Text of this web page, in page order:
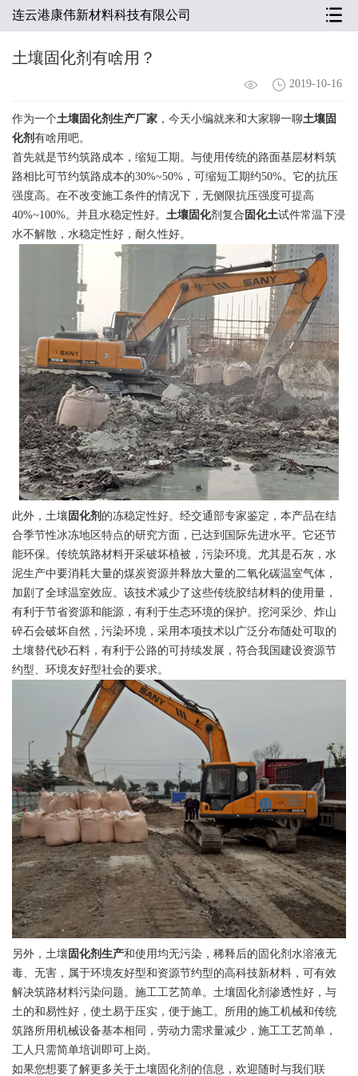
连云港康伟新材料科技有限公司
土壤固化剂有啥用？
2019-10-16
作为一个土壤固化剂生产厂家 ，今天小编就来和大家聊一聊土壤固
化剂 有啥用吧。
首先就是节约筑路成本，缩短工期。与使用传统的路面基层材料筑
路相比可节约筑路成本的30%~50%，可缩短工期约50%。它的抗压
强度高。在不改变施工条件的情况下，无侧限抗压强度可提高
40%~100%。并且水稳定性好。 土壤固化剂复合 固化土试件常温下浸
水不解散，水稳定性好，耐久性好。
此外，土壤 固化剂 的冻稳定性好。经交通部专家鉴定，本产品在结
合季节性冰冻地区特点的研究方面，已达到国际先进水平。它还节
能环保。传统筑路材料开采破坏植被，污染环境。尤其是石灰，水
泥生产中要消耗大量的煤炭资源并释放大量的二氧化碳温室气体，
加剧了全球温室效应。该技术减少了这些传统胶结材料的使用量，
有利于节省资源和能源，有利于生态环境的保护。挖河采沙、炸山
碎石会破坏自然，污染环境，采用本项技术以广泛分布随处可取的
土壤替代砂石料，有利于公路的可持续发展，符合我国建设资源节
约型、环境友好型社会的要求。
另外，土壤 固化剂生产和使用均无污染，稀释后的固化剂水溶液无
毒、无害，属于环境友好型和资源节约型的高科技新材料，可有效
解决筑路材料污染问题。施工工艺简单。土壤固化剂渗透性好，与
土的和易性好，使土易于压实，便于施工。所用的施工机械和传统
筑路所用机械设备基本相同，劳动力需求量减少，施工工艺简单，
工人只需简单培训即可上岗。
如果您想要了解更多关于土壤固化剂的信息，欢迎随时与我们联